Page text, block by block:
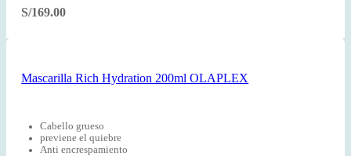
S/169.00
Mascarilla Rich Hydration 200ml OLAPLEX
Cabello grueso
previene el quiebre
Anti encrespamiento